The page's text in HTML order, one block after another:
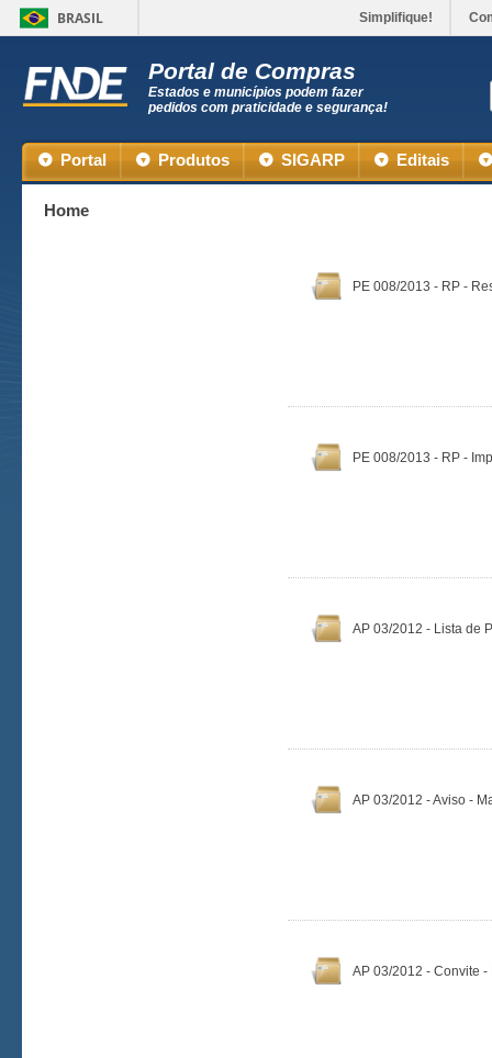
BRASIL Simplifique!
Portal de Compras
Estados e municípios podem fazer
pedidos com praticidade e segurança!
Portal Produtos SIGARP Editais
Home
PE 008/2013 - RP -
PE 008/2013 - RP -
AP 03/2012 - Lista de
AP 03/2012 - Aviso -
AP 03/2012 - Convite